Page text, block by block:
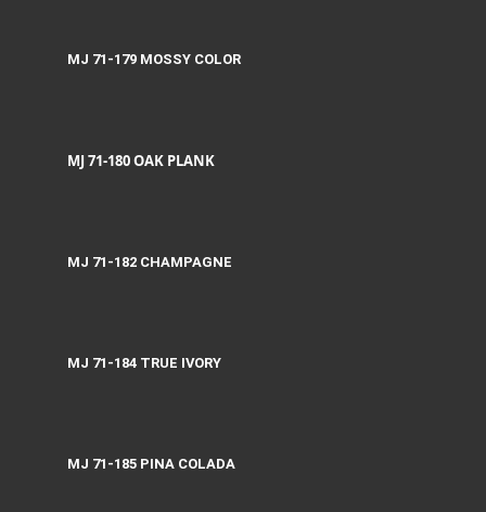
MJ 71-179 MOSSY COLOR
MJ 71-180 OAK PLANK
MJ 71-182 CHAMPAGNE
MJ 71-184 TRUE IVORY
MJ 71-185 PINA COLADA